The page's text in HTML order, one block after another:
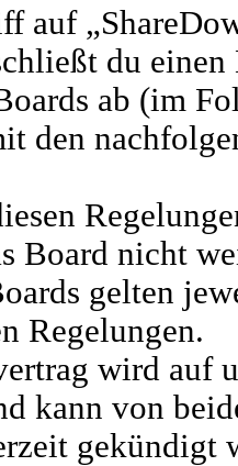
auf
du
ab (im
den
Board nicht
gelten
Regelungen.
wird auf
kann von
gekündigt